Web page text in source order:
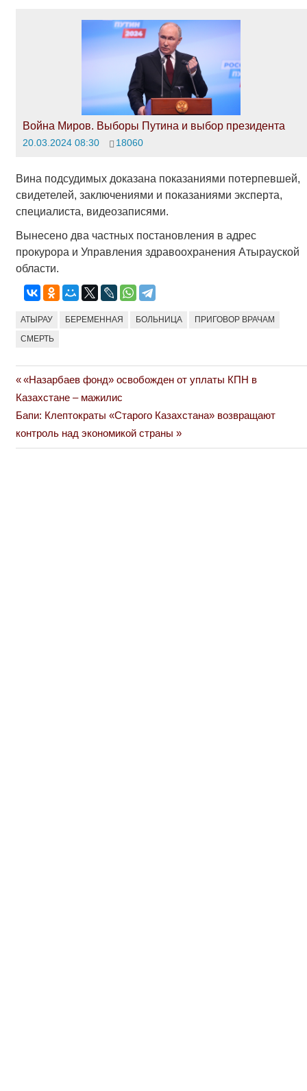
Война Миров. Выборы Путина и выбор президента
20.03.2024 08:30 18060
Вина подсудимых доказана показаниями потерпевшей,
свидетелей, заключениями и показаниями эксперта,
специалиста, видеозаписями.
Вынесено два частных постановления в адрес
прокурора и Управления здравоохранения Атырауской
области.
АТЫРАУ БЕРЕМЕННАЯ БОЛЬНИЦА ПРИГОВОР ВРАЧАМ
СМЕРТЬ
Навигация
по
записям
Previous
Post:
«Назарбаев фонд» освобожден от уплаты КПН в
Казахстане – мажилис
Next
Post:
Бапи: Клептократы «Старого Казахстана» возвращают
контроль над экономикой страны